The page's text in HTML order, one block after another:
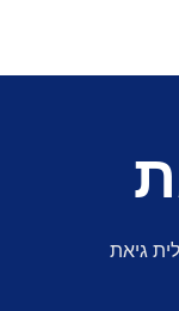
גיאת